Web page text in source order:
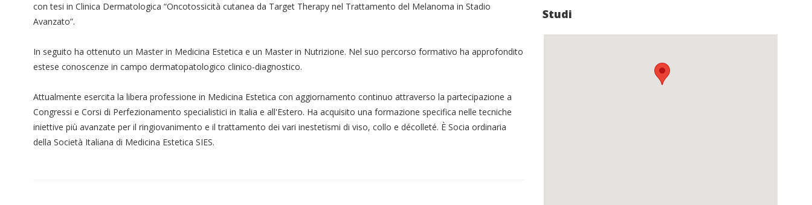
con tesi in Clinica Dermatologica “Oncotossicità cutanea da Target Therapy nel Trattamento del Melanoma in Stadio
Avanzato”.
In seguito ha ottenuto un Master in Medicina Estetica e un Master in Nutrizione. Nel suo percorso formativo ha approfondito
estese conoscenze in campo dermatopatologico clinico-diagnostico.
Attualmente esercita la libera professione in Medicina Estetica con aggiornamento continuo attraverso la partecipazione a
Congressi e Corsi di Perfezionamento specialistici in Italia e all'Estero. Ha acquisito una formazione specifica nelle tecniche
iniettive più avanzate per il ringiovanimento e il trattamento dei vari inestetismi di viso, collo e décolleté. È Socia ordinaria
della Società Italiana di Medicina Estetica SIES.
Studi